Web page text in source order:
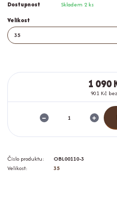
Dostupnost Skladem 2 ks
Velikost
1 090
901 Kč
Číslo produktu:
OBL00110-3
Velikost:
35